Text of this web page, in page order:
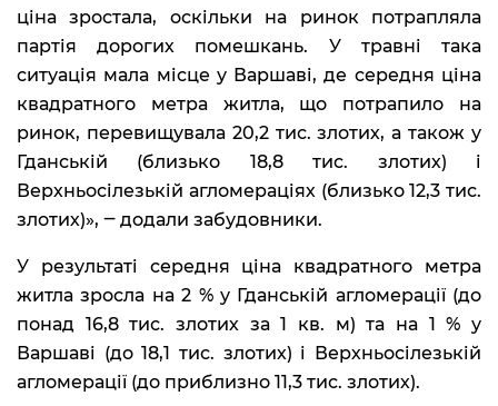
ціна зростала, оскільки на ринок потрапляла
партія дорогих помешкань. У травні така
ситуація мала місце у Варшаві, де середня ціна
квадратного метра житла, що потрапило на
ринок, перевищувала 20,2 тис. злотих, а також у
Гданській (близько 18,8 тис. злотих) і
Верхньосілезькій агломераціях (близько 12,3 тис.
злотих)», ‒ додали забудовники.
У результаті середня ціна квадратного метра
житла зросла на 2 % у Гданській агломерації (до
понад 16,8 тис. злотих за 1 кв. м) та на 1 % у
Варшаві (до 18,1 тис. злотих) і Верхньосілезькій
агломерації (до приблизно 11,3 тис. злотих).